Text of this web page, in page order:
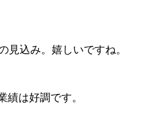
見込み。嬉しいですね。
績は好調です。